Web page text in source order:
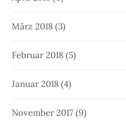
März 2018 (3)
Februar 2018 (5)
Januar 2018 (4)
November 2017 (9)